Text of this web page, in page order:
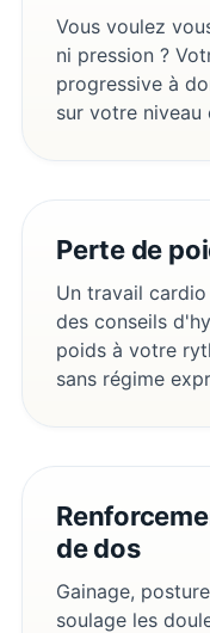
Vous voulez
ni pression ?
progressive à
sur votre
Perte de
Un travail
des conseils
poids à votre
sans régime
de dos
Gainage,
soulage les